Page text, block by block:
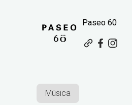
Paseo 60
Música